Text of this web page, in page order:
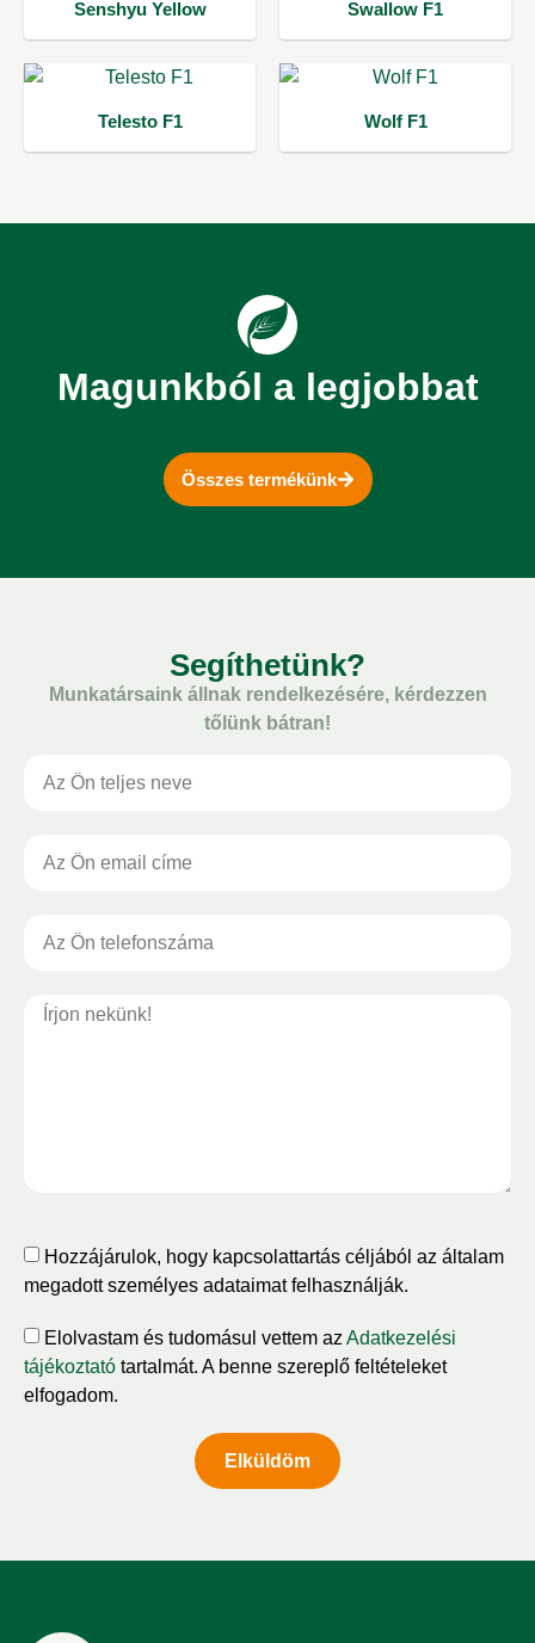
Senshyu Yellow Swallow F1
Telesto F1 Wolf F1
Magunkból a legjobbat
Összes termékünk
Segíthetünk?
Munkatársaink állnak rendelkezésére, kérdezzen
tőlünk bátran!
Hozzájárulok, hogy kapcsolattartás céljából az általam
megadott személyes adataimat felhasználják.
Elolvastam és tudomásul vettem az Adatkezelési
tájékoztató tartalmát. A benne szereplő feltételeket
elfogadom.
Elküldöm